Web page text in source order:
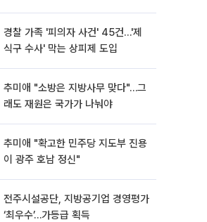
경찰 가족 '피의자 사건' 45건…'제
식구 수사' 막는 상피제 도입
추미애 "소방은 지방사무 맞다"…그
래도 재원은 국가가 나눠야
추미애 "확고한 민주당 지도부 진용
이 광주 호남 정신"
전주시설공단, 지방공기업 경영평가
‘최우수’…가등급 획득